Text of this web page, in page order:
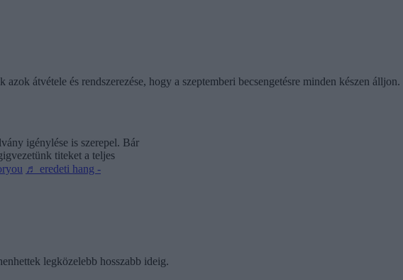
átvétele és rendszerezése, hogy a szeptemberi becsengetésre minden készen álljon.
igénylése is szerepel. Bár
titeket a teljes
♬ eredeti hang -
legközelebb hosszabb ideig.